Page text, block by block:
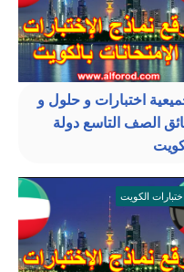
اختبارات و حلول و
الصف التاسع دولة
اختبارات الكويت